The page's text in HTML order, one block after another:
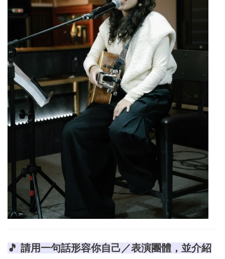
🎵 請用一句話形容你自己／表演團體，並介紹